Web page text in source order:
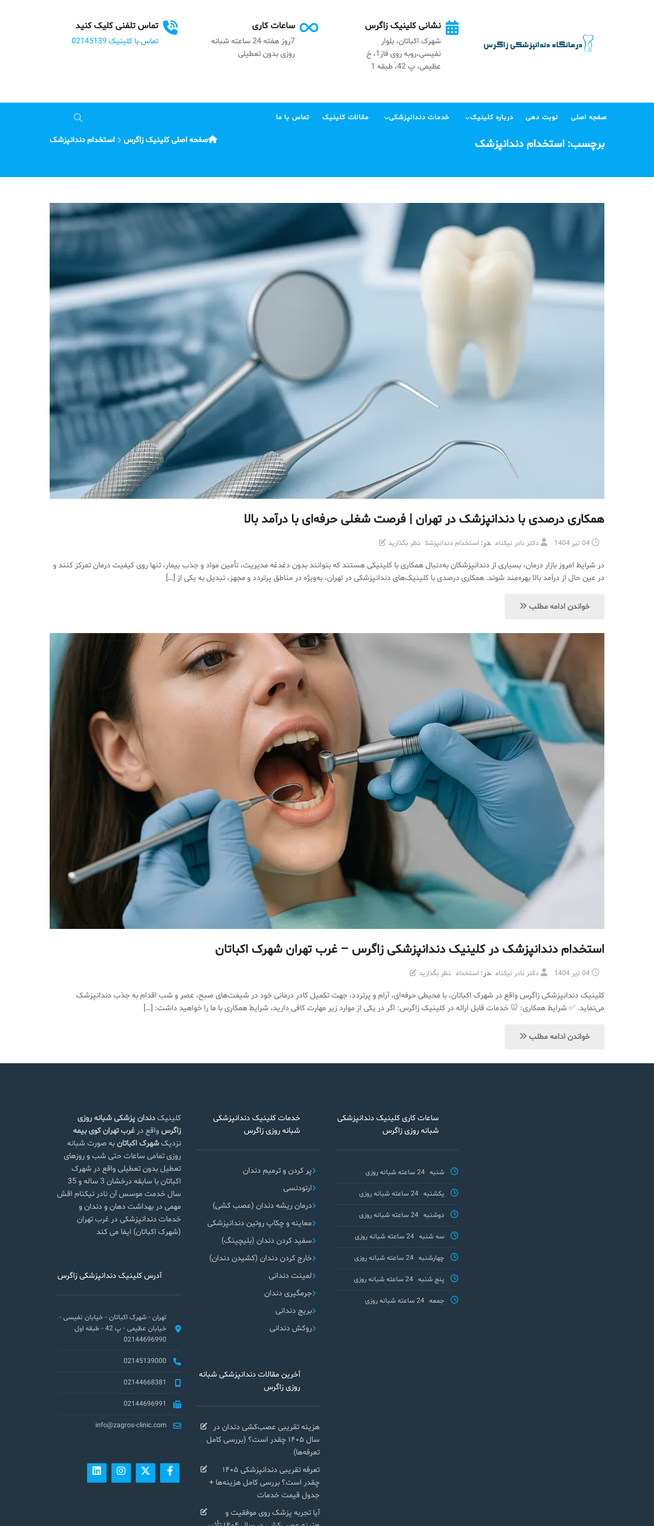
تماس تلفنی کلیک کنید
تماس با کلینیک 02145139
ساعات کاری
7روز هفته 24 ساعته شبانه
روزی بدون تعطیلی
نشانی کلینیک زاگرس
شهرک اکباتان، بلوار
نفیسی،روبه روی فاز1، خ
عظیمی، پ 42، طبقه 1
صفجه اصلی نوبت دهی درباره کلینیک خدمات دندانپزشکی مقالات کلینیک تماس با ما
برچسب: استخدام دندانپزشک صفحه اصلی کلینیک زاگرس استخدام دندانپزشک
همکاری درصدی با دندانپزشک در تهران | فرصت شغلی حرفه‌ای با درآمد بالا
04 تیر 1404 دکتر نادر نیکنام در: استخدام دندانپزشک نظر بگذارید
در شرایط امروز بازار درمان، بسیاری از دندانپزشکان به‌دنبال همکاری با کلینیکی هستند که بتوانند بدون دغدغه مدیریت، تأمین مواد و جذب بیمار، تنها روی کیفیت درمان تمرکز کنند و
در عین حال از درآمد بالا بهره‌مند شوند. همکاری درصدی با کلینیک‌های دندانپزشکی در تهران، به‌ویژه در مناطق پرتردد و مجهز، تبدیل به یکی از […]
خواندن ادامه مطلب
استخدام دندانپزشک در کلینیک دندانپزشکی زاگرس – غرب تهران شهرک اکباتان
04 تیر 1404 دکتر نادر نیکنام در: استخدام نظر بگذارید
کلینیک دندانپزشکی زاگرس واقع در شهرک اکباتان، با محیطی حرفه‌ای، آرام و پرتردد، جهت تکمیل کادر درمانی خود در شیفت‌های صبح، عصر و شب اقدام به جذب دندانپزشک
می‌نماید. ✅ شرایط همکاری: 🦷 خدمات قابل ارائه در کلینیک زاگرس: اگر در یکی از موارد زیر مهارت کافی دارید، شرایط همکاری با ما را خواهید داشت: […]
خواندن ادامه مطلب
کلینیکدندان پزشکی شبانه روزی
زاگرس واقع در غرب تهرانکوی بیمه
نزدیکشهرک اکباتانبه صورت شبانه
روزی تمامی ساعات حتی شب و روزهای
تعطیل بدون تعطیلی واقع در شهرک
اکباتان با سابقه درخشان 3 ساله و 35
سال خدمت موسس آن نادر نیکنام اقش
مهمی در بهداشت دهان و دندان و
خدمات دندانپزشکی در غرب تهران
(شهرک اکباتان) ایفا می کند
آدرس کلینیک دندانپزشکی زاگرس
تهران - شهرک اکباتان - خیابان نفیسی -
خیابان عظیمی - پ 42 - طبقه اول
02144696990
02145139000
02144668381
02144696991
info@zagros-clinic.com
خدمات کلینیک دندانپزشکی
شبانه روزی زاگرس
پر کردن و ترمیم دندان
ارتودنسی
درمان ریشه دندان (عصب کشی)
معاینه و چکاپ روتین دندانپزشکی
سفید کردن دندان (بلیچینگ)
خارج کردن دندان (کشیدن دندان)
لمینت دندانی
جرمگیری دندان
بریج دندانی
روکش دندانی
آخرین مقالات دندانپزشکی شبانه
روزی زاگرس
هزینه تقریبی عصب‌کشی دندان در
سال ۱۴۰۵ چقدر است؟ (بررسی کامل
تعرفه‌ها)
تعرفه تقریبی دندانپزشکی ۱۴۰۵
چقدر است؟ بررسی کامل هزینه‌ها +
جدول قیمت خدمات
آیا تجربه پزشک روی موفقیت و
ساعات کاری کلینیک دندانپزشکی
شبانه روزی زاگرس
شنبه 24 ساعته شبانه روزی
یکشنبه 24 ساعته شبانه روزی
دوشنبه 24 ساعته شبانه روزی
سه شنبه 24 ساعته شبانه روزی
چهارشنبه 24 ساعته شبانه روزی
پنج شنبه 24 ساعته شبانه روزی
جمعه 24 ساعته شبانه روزی